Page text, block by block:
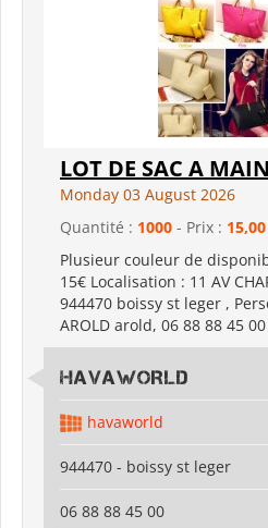
LOT DE SAC A
Monday 03 August 2026
Quantité : 1000 - Prix :
Plusieur couleur de
15€ Localisation : 11 AV
944470 boissy st leger ,
AROLD arold, 06 88 88 45 00
HAVAWORLD
havaworld
944470 - boissy st leger
06 88 88 45 00